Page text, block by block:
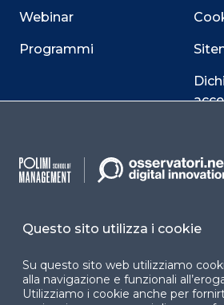
Webinar
Programmi
YouTube X
Questo sito utilizza i cookie
Su questo sito web utilizziamo
alla navigazione e funzionali
Utilizziamo i cookie anche per